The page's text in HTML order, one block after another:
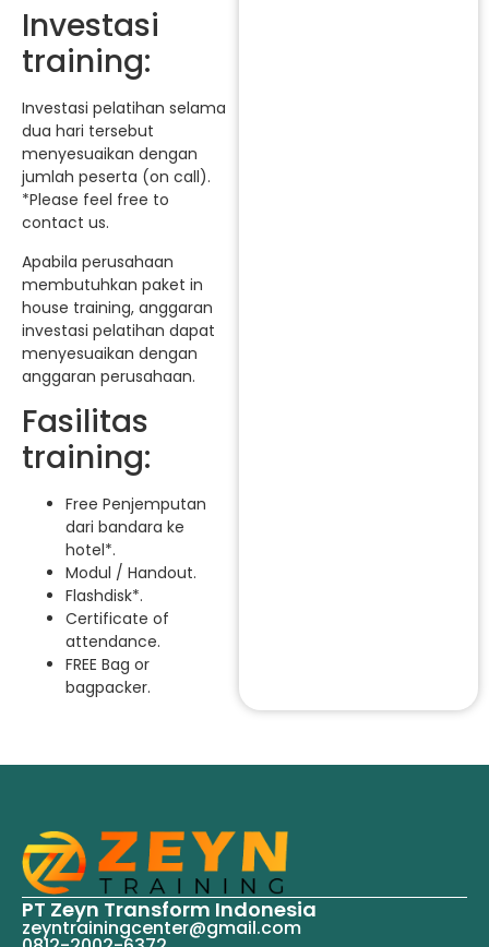
Investasi
training:
Investasi pelatihan selama
dua hari tersebut
menyesuaikan dengan
jumlah peserta (on call).
*Please feel free to
contact us.
Apabila perusahaan
membutuhkan paket in
house training, anggaran
investasi pelatihan dapat
menyesuaikan dengan
anggaran perusahaan.
Fasilitas
training:
Free Penjemputan
dari bandara ke
hotel*.
Modul / Handout.
Flashdisk*.
Certificate of
attendance.
FREE Bag or
bagpacker.
PT Zeyn Transform Indonesia
zeyntrainingcenter@gmail.com